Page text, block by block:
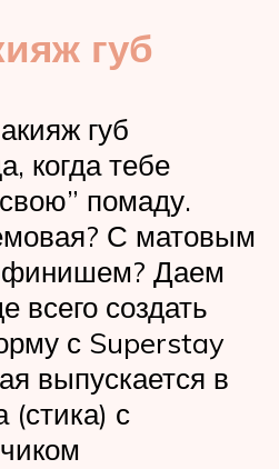
губ
губ
когда тебе
помаду.
С матовым
Даем
всего создать
с Superstay
выпускается в
(стика) с